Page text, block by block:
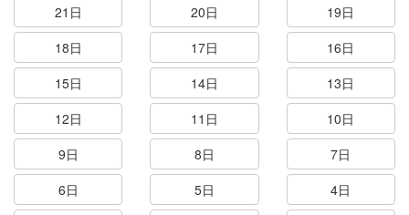
21日
20日
19日
18日
17日
16日
15日
14日
13日
12日
11日
10日
9日
8日
7日
6日
5日
4日